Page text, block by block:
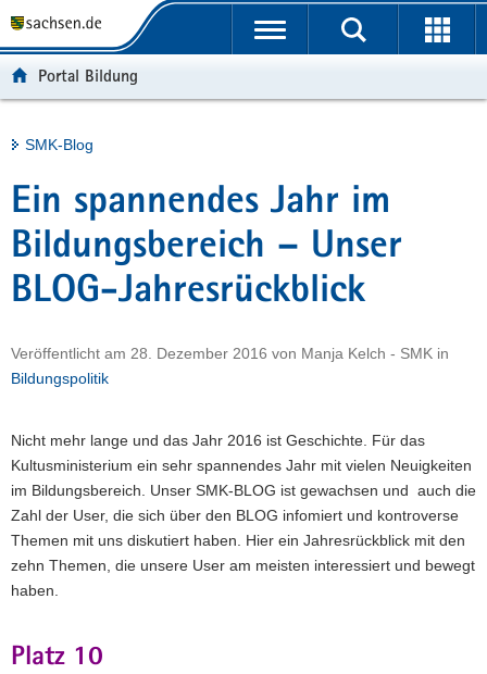
t
b
e
r
g
r
f
e
d
e
N
a
v
i
g
i
u
n
h
a
l
t
e
v
c
e
Portalübergreifende
Portal Bildung
Hauptinhalt
SMK-Blog
Ein spannendes Jahr im
Bildungsbereich – Unser
BLOG-Jahresrückblick
Veröffentlicht am 28. Dezember 2016 von Manja Kelch - SMK in
Bildungspolitik
Nicht mehr lange und das Jahr 2016 ist Geschichte. Für das
Kultusministerium ein sehr spannendes Jahr mit vielen Neuigkeiten
im Bildungsbereich. Unser SMK-BLOG ist gewachsen und auch die
Zahl der User, die sich über den BLOG infomiert und kontroverse
Themen mit uns diskutiert haben. Hier ein Jahresrückblick mit den
zehn Themen, die unsere User am meisten interessiert und bewegt
haben.
Platz 10